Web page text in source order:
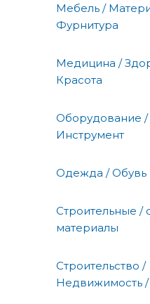
Мебель /
Фурнитура
Медицина /
Красота
Оборудование /
Инструмент
Одежда / Обувь
Строительные /
материалы
Строительство /
Недвижимость